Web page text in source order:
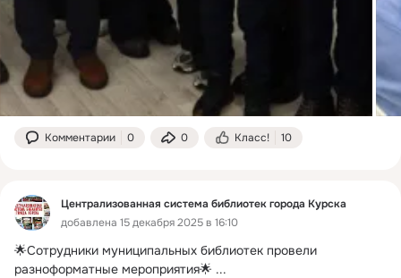
Комментарии 0 0 Класс! 10
Централизованная система библиотек города Курска
добавлена 15 декабря 2025 в 16:10
🌟Сотрудники муниципальных библиотек провели
разноформатные мероприятия🌟 ...